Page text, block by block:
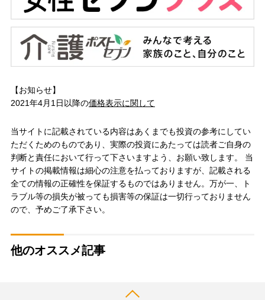
【お知らせ】
2021年4月1日以降の価格表示に関して
当サイトに記載されている内容はあくまでも投資の参考にしてい
ただくためのものであり、実際の投資にあたっては読者ご自身の
判断と責任において行って下さいますよう、お願い致します。 当
サイトの掲載情報は細心の注意を払っておりますが、記載される
全ての情報の正確性を保証するものではありません。万が一、ト
ラブル等の損失が被っても損害等の保証は一切行っておりません
ので、予めご了承下さい。
他のオススメ記事